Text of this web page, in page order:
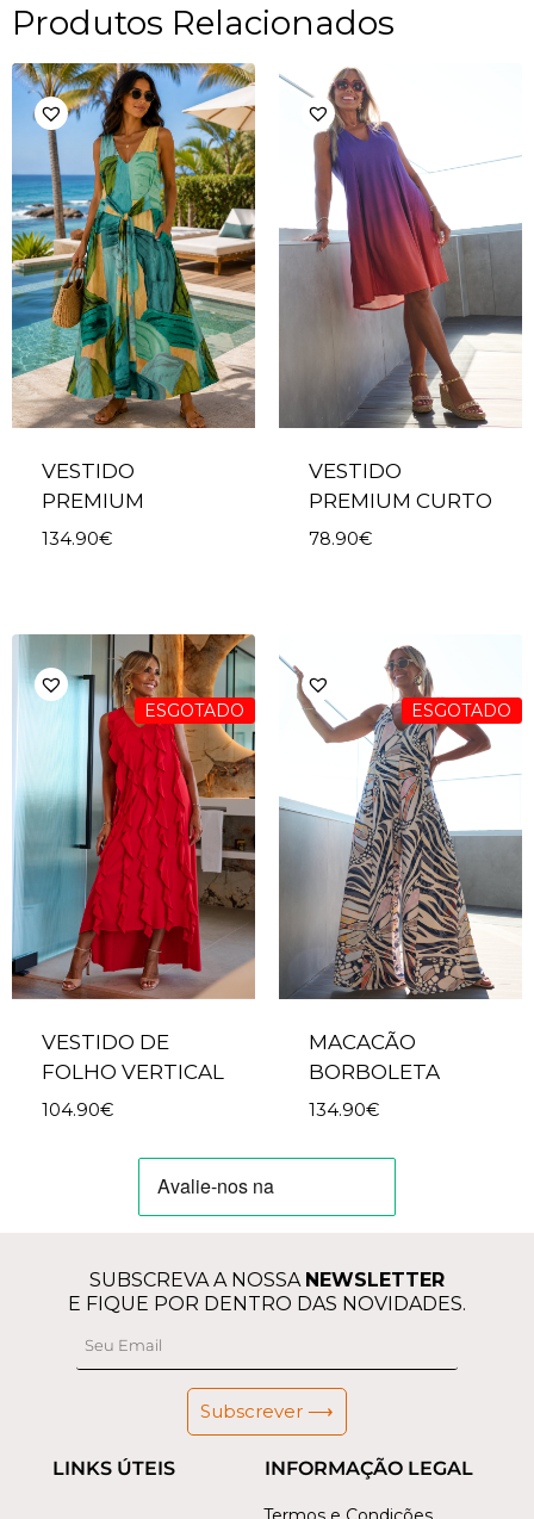
Produtos Relacionados
VESTIDO
PREMIUM
134.90€
VESTIDO
PREMIUM CURTO
78.90€
ESGOTADO
VESTIDO DE
FOLHO VERTICAL
104.90€
ESGOTADO
MACACÃO
BORBOLETA
134.90€
INFORMAÇÃO LEGAL
LINKS ÚTEIS
SUBSCREVA A NOSSA NEWSLETTER
E FIQUE POR DENTRO DAS NOVIDADES.
Subscrever ⟶